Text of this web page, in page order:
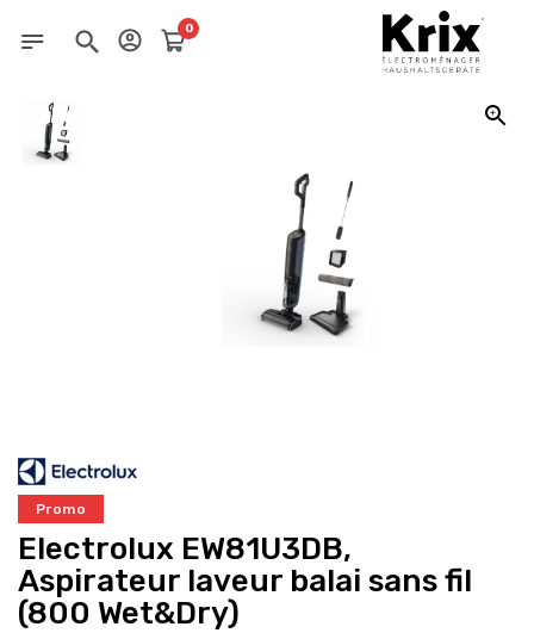
0
Promo
Electrolux EW81U3DB,
Aspirateur laveur balai sans fil
(800 Wet&Dry)